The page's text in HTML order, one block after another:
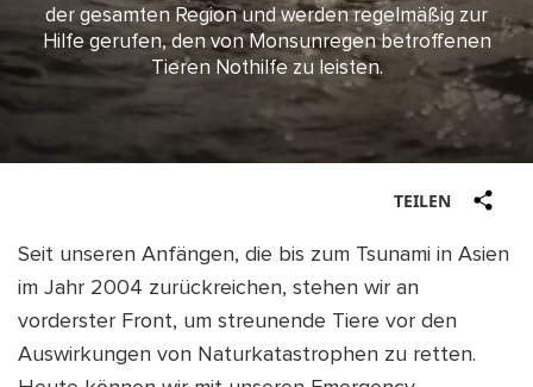
uns
SHOP
DEU
der gesamten Region und werden regelmäßig zur
Hilfe gerufen, den von Monsunregen betroffenen
Tieren Nothilfe zu leisten.
TEILEN
Seit unseren Anfängen, die bis zum Tsunami in Asien
im Jahr 2004 zurückreichen, stehen wir an
vorderster Front, um streunende Tiere vor den
Auswirkungen von Naturkatastrophen zu retten.